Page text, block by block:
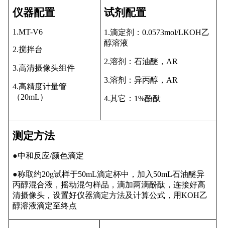
仪器配置
1.MT-V6
2.搅拌台
3.高清摄像头组件
4.高精度计量管
（20mL）
试剂 配置
1.滴定剂：0.0573mol/LKOH乙
醇溶液
2.溶剂：石油醚，AR
3.溶剂：异丙醇，AR
4.其它： 1%酚酞
测定方法
●中和反应/颜色滴定
●称取约20g试样于50mL滴定杯中，加入50mL石油醚异
丙醇混合液，摇动混匀样品，滴加两滴酚酞，连接好高
清摄像头，设置好仪器滴定方法及计算公式，用KOH乙
醇溶液滴定至终点